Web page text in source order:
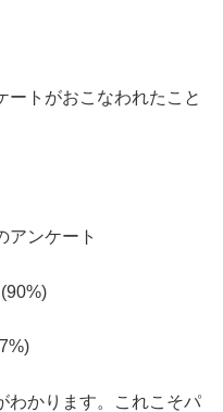
ートがおこなわれたこと
アンケート
わかります。これこそパ